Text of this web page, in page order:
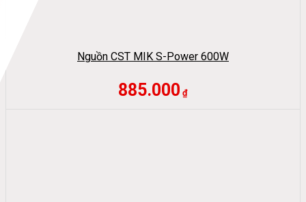
Nguồn CST MIK S-Power 600W
885.000 ₫